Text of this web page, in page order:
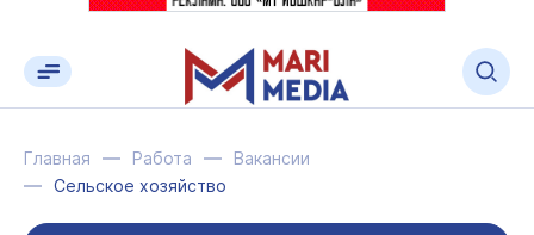
Главная Работа
Вакансии
Сельское хозяйство